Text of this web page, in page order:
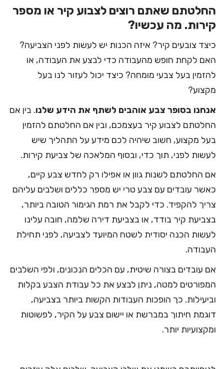
החלטתם שאתם רוצים לצבוע קיר או מספר
קירות. מה עכשיו?
כיצד צובעים קיר? איזה הכנות יש לעשות לפני הצביעה?
האם לקחת חופש מהעבודה כדי לבצע את העבודה, או
להזמין בעל צבעי מומחה? כיצד יכול לעזור לנו בעל
מקצוע?
אנחנו בסופר צבע אוהבים לשתף את הידע שלנו. בין אם
החלטתם לצבוע קיר בעצמכם, ובין אם החלטתם להזמין
בעל מקצוע, חשוב שיהיה לכם מידע על התהליך שיש
לעשות לפני, תוך כדי, ובסוף המלאכה של צביעת קירות.
אם החלטתם לשנות גוון או אפילו רק לחדש צבע קיים,
כאשר עובדים עם צבע טרי יש מספר כללים ושלבים עליהם
צריך להקפיד. כדי לקבל את רמת הגימור הטובה ביותר,
בצביעת קיר בודד, או בצביעת דירה שלמה, חובה עלינו
לעשות הכנה יסודית לשטח המיועד לצביעה, לפני תחילת
העבודה.
אם עובדים בצורה שיטית, עם הכלים הנכונים, ולפי השלבים
המפורטים למטה, ניתן לבצע את כל עבודת הצבע בקלות
וביעילות. כך הופכות העבודות הקשות ביותר בצביעה,
דוגמת חיתוך במברשת או יישום צבע על הקיר, לפשוטות
ומקצועיות יותר.